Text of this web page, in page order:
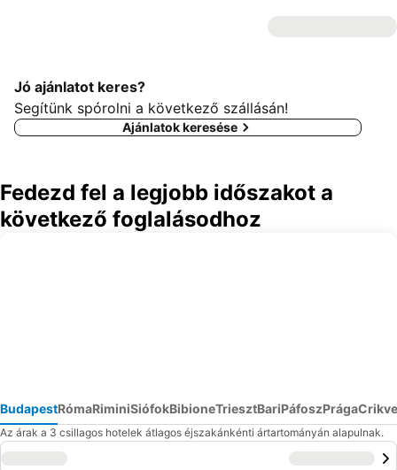
Jó ajánlatot keres?
Segítünk spórolni a következő szállásán!
Ajánlatok keresése
Fedezd fel a legjobb időszakot a
következő foglalásodhoz
BudapestRómaRiminiSiófokBibioneTriesztBariPáfoszPrága
Az árak a 3 csillagos hotelek átlagos éjszakánkénti ártartományán alapulnak.